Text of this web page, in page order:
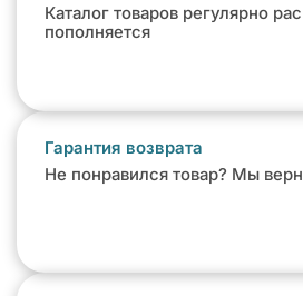
Каталог товаров регулярно
пополняется
Гарантия возврата
Не понравился товар? Мы